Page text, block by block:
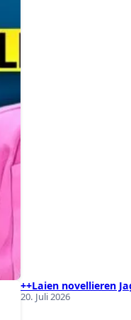
++Laien novellieren
20. Juli 2026